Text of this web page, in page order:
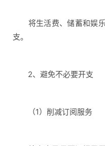
将生活费、储蓄和娱乐
支。
2、避免不必要开支
（1）削减订阅服务